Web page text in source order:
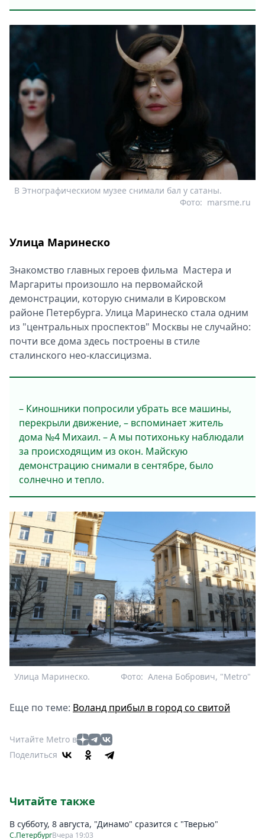
В Этнографическиом музее снимали бал у сатаны.
marsme.ru
Фото:
Улица Маринеско
Знакомство главных героев фильма Мастера и
Маргариты произошло на первомайской
демонстрации, которую снимали в Кировском
районе Петербурга. Улица Маринеско стала одним
из "центральных проспектов" Москвы не случайно:
почти все дома здесь построены в стиле
сталинского нео-классицизма.
– Киношники попросили убрать все машины,
перекрыли движение, – вспоминает житель
дома №4 Михаил. – А мы потихоньку наблюдали
за происходящим из окон. Майскую
демонстрацию снимали в сентябре, было
солнечно и тепло.
Улица Маринеско. Алена Бобрович, "Metro"
Фото:
Еще по теме: Воланд прибыл в город со свитой
Читайте Metro в
Поделиться
Читайте также
В субботу, 8 августа, "Динамо" сразится с "Тверью"
С.ПетербургВчера 19:03